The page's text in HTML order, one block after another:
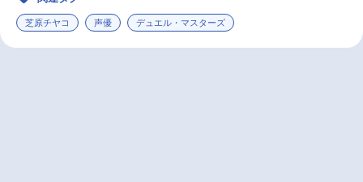
芝原チヤコ 声優 デュエル・マスターズ